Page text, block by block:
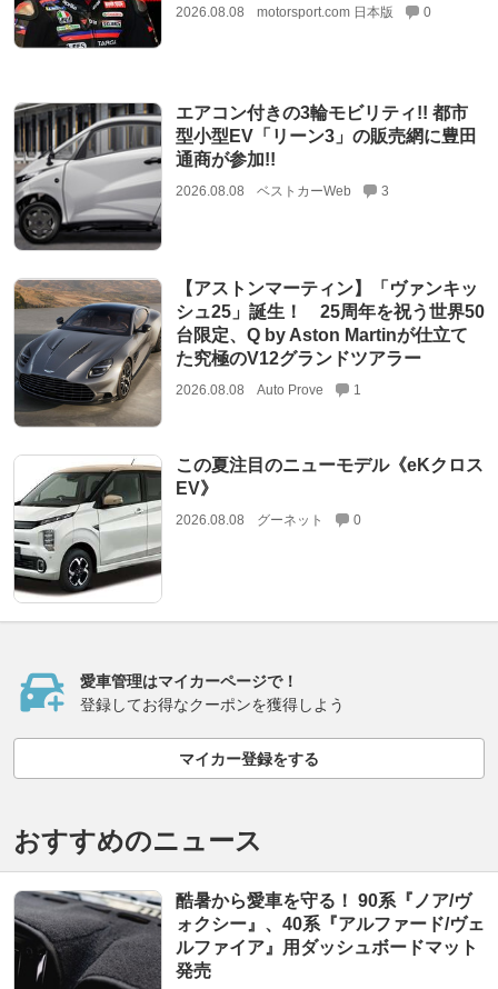
2026.08.08 motorsport.com 日本版 0
エアコン付きの3輪モビリティ!! 都市
型小型EV「リーン3」の販売網に豊田
通商が参加!!
2026.08.08 ベストカーWeb 3
【アストンマーティン】「ヴァンキッ
シュ25」誕生！ 25周年を祝う世界50
台限定、Q by Aston Martinが仕立て
た究極のV12グランドツアラー
2026.08.08 Auto Prove 1
この夏注目のニューモデル《eKクロス
EV》
2026.08.08 グーネット 0
愛車管理はマイカーページで！
登録してお得なクーポンを獲得しよう
マイカー登録をする
おすすめのニュース
酷暑から愛車を守る！ 90系『ノア/ヴ
ォクシー』、40系『アルファード/ヴェ
ルファイア』用ダッシュボードマット
発売